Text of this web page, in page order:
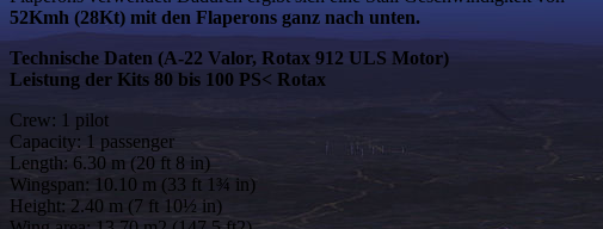
52Kmh (28Kt) mit den Flaperons ganz nach unten.
Technische Daten (A-22 Valor, Rotax 912 ULS Motor)
Leistung der Kits 80 bis 100 PS< Rotax
Crew: 1 pilot
Capacity: 1 passenger
Length: 6.30 m (20 ft 8 in)
Wingspan: 10.10 m (33 ft 1¾ in)
Height: 2.40 m (7 ft 10½ in)